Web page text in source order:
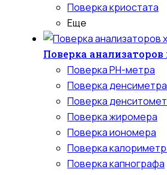
Поверка криостата
Еще
Поверка анализаторов
Поверка PH-метра
Поверка денсиметра
Поверка
Поверка жиромера
Поверка иономера
Поверка
Поверка капнографа